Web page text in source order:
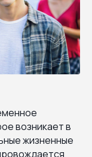
возникает в
жизненные